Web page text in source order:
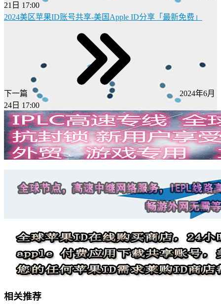
21日 17:00
2024美区苹果ID账号共享-美国Apple ID分享「最新免费」
下一篇
2024年6月
24日 17:00
相关推荐